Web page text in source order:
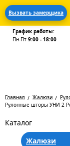
Вызвать замерщика
График работы:
Пн-Пт 9:00 - 18:00
Главная Жалюзи
Рулонные шторы УНИ 2
Каталог
Жалюзи